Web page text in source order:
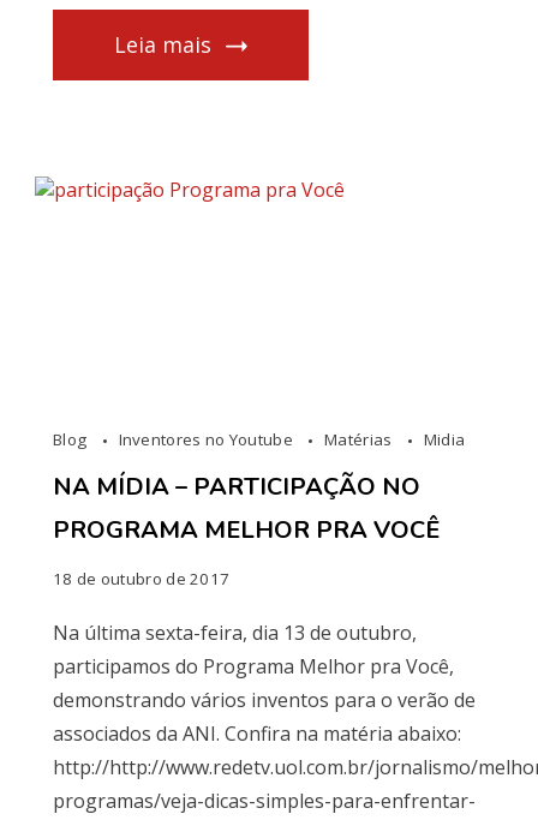
Leia mais
Blog Inventores no Youtube Matérias Midia
NA MÍDIA – PARTICIPAÇÃO NO
PROGRAMA MELHOR PRA VOCÊ
18 de outubro de 2017
Na última sexta-feira, dia 13 de outubro,
participamos do Programa Melhor pra Você,
demonstrando vários inventos para o verão de
associados da ANI. Confira na matéria abaixo:
http://http://www.redetv.uol.com.br/jornalismo/
programas/veja-dicas-simples-para-enfrentar-